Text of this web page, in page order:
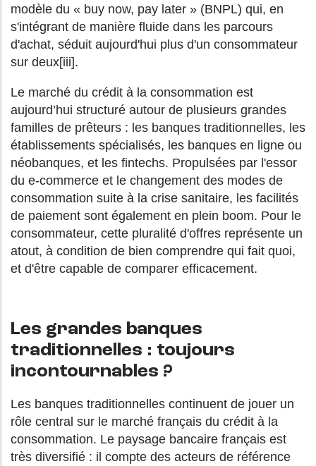
modèle du « buy now, pay later » (BNPL) qui, en
s'intégrant de manière fluide dans les parcours
d'achat, séduit aujourd'hui plus d'un consommateur
sur deux[iii].
Le marché du crédit à la consommation est
aujourd’hui structuré autour de plusieurs grandes
familles de prêteurs : les banques traditionnelles, les
établissements spécialisés, les banques en ligne ou
néobanques, et les fintechs. Propulsées par l'essor
du e-commerce et le changement des modes de
consommation suite à la crise sanitaire, les facilités
de paiement sont également en plein boom. Pour le
consommateur, cette pluralité d'offres représente un
atout, à condition de bien comprendre qui fait quoi,
et d'être capable de comparer efficacement.
Les grandes banques
traditionnelles : toujours
incontournables ?
Les banques traditionnelles continuent de jouer un
rôle central sur le marché français du crédit à la
consommation. Le paysage bancaire français est
très diversifié : il compte des acteurs de référence